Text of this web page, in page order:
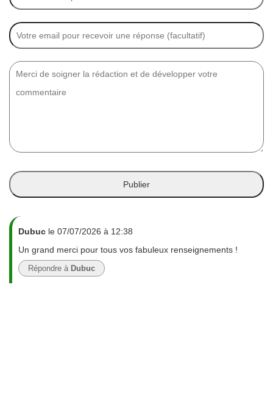
Dubuc le 07/07/2026 à 12:38
Un grand merci pour tous vos fabuleux renseignements !
Répondre à Dubuc